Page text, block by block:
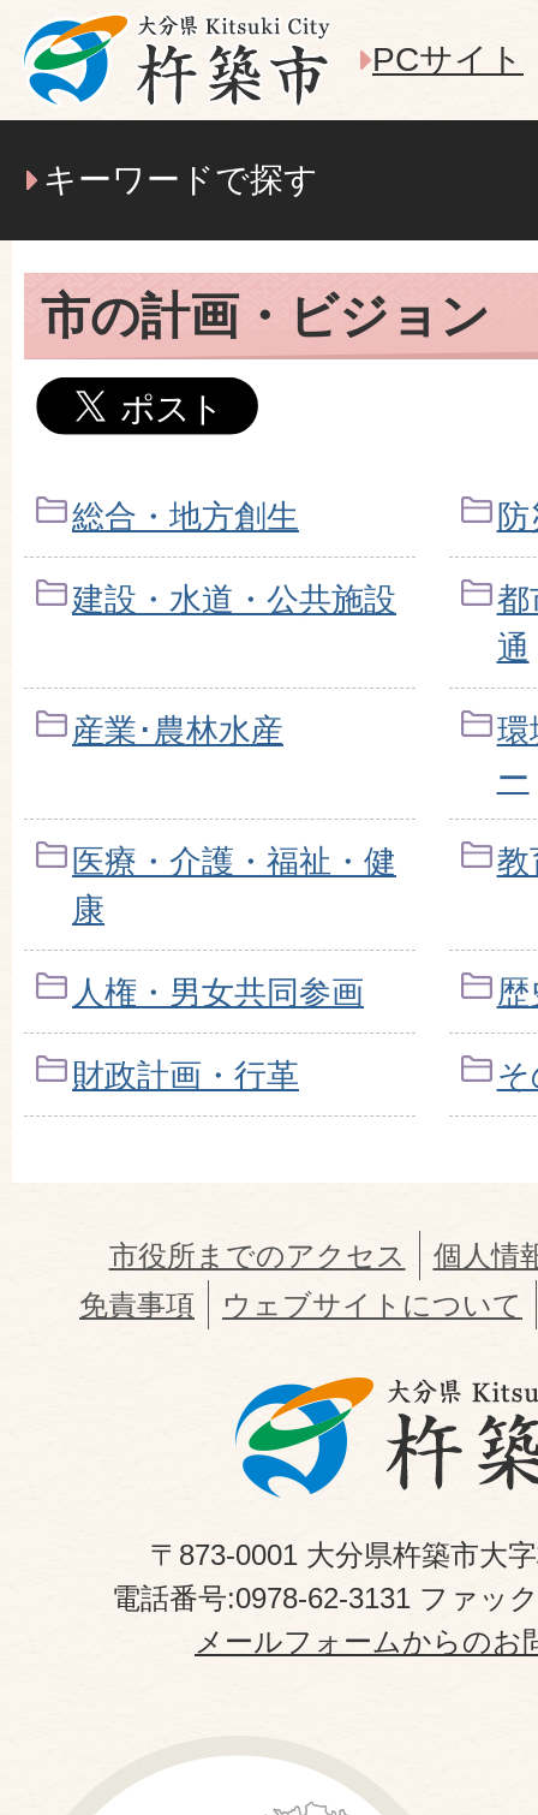
PCサイト
キーワードで探す
市の計画・ビジョン
総合・地方創生
建設・水道・公共施設
都
通
産業･農林水産
環
ー
医療・介護・福祉・健
康
教
人権・男女共同参画
財政計画・行革
市役所までのアクセス
個人情
免責事項
ウェブサイトについて
〒873-0001 大分県杵築市大
電話番号:0978-62-3131 ファッ
メールフォームからのお